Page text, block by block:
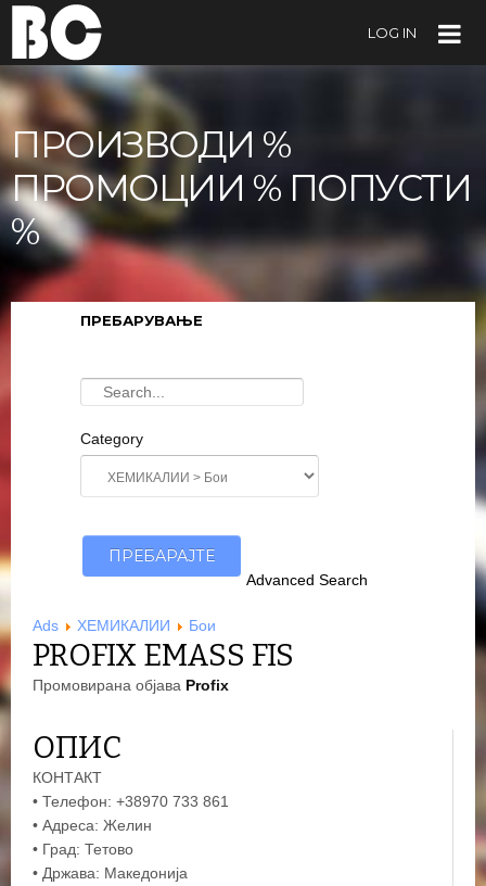
LOG IN
ПРОИЗВОДИ %
ПРОМОЦИИ % ПОПУСТИ
%
ПРЕБАРУВАЊЕ
Category
Advanced Search
Ads ХЕМИКАЛИИ Бои
PROFIX EMASS FIS
Промовирана објава Profix
ОПИС
КОНТАКТ
• Телефон: +38970 733 861
• Адреса: Желин
• Град: Тетово
• Држава: Македонија